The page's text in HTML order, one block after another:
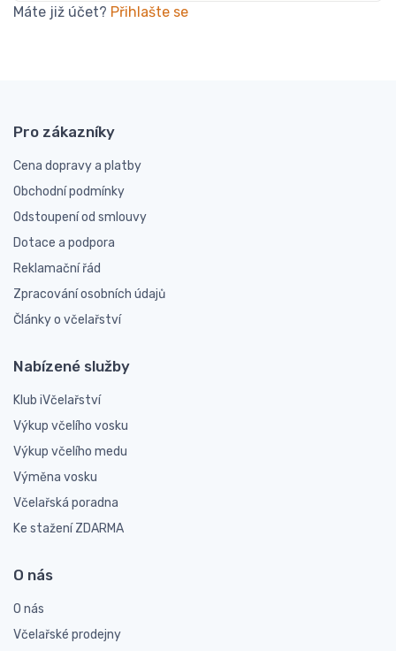
Máte již účet? Přihlašte se
Pro zákazníky
Cena dopravy a platby
Obchodní podmínky
Odstoupení od smlouvy
Dotace a podpora
Reklamační řád
Zpracování osobních údajů
Články o včelařství
Nabízené služby
Klub iVčelařství
Výkup včelího vosku
Výkup včelího medu
Výměna vosku
Včelařská poradna
Ke stažení ZDARMA
O nás
O nás
Včelařské prodejny